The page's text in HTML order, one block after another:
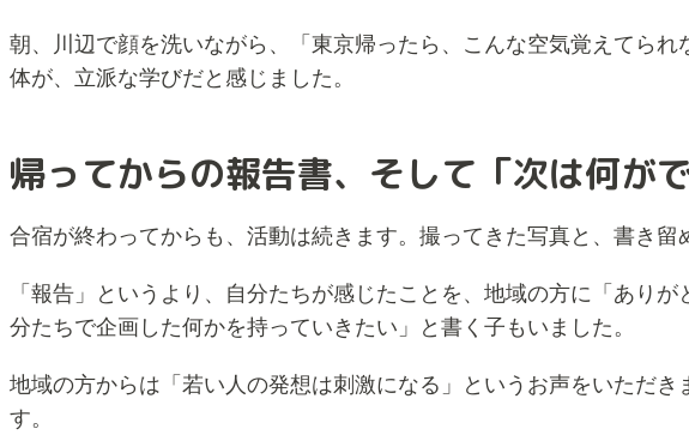
朝、川辺で顔を洗いながら、「東京帰ったら、こんな空気覚えてら
体が、立派な学びだと感じました。
帰ってからの報告書、そして「次は何が
合宿が終わってからも、活動は続きます。撮ってきた写真と、書き留
「報告」というより、自分たちが感じたことを、地域の方に「あり
分たちで企画した何かを持っていきたい」と書く子もいました。
地域の方からは「若い人の発想は刺激になる」というお声をいただ
す。